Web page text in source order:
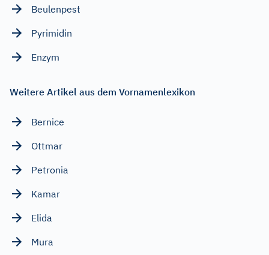
Beulenpest
Pyrimidin
Enzym
Weitere Artikel aus dem Vornamenlexikon
Bernice
Ottmar
Petronia
Kamar
Elida
Mura